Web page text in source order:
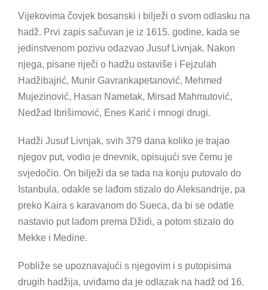
Vijekovima čovjek bosanski i bilježi o svom odlasku na
hadž. Prvi zapis sačuvan je iz 1615. godine, kada se
jedinstvenom pozivu odazvao Jusuf Livnjak. Nakon
njega, pisane riječi o hadžu ostaviše i Fejzulah
Hadžibajrić, Munir Gavrankapetanović, Mehmed
Mujezinović, Hasan Nametak, Mirsad Mahmutović,
Nedžad Ibrišimović, Enes Karić i mnogi drugi.
Hadži Jusuf Livnjak, svih 379 dana koliko je trajao
njegov put, vodio je dnevnik, opisujući sve čemu je
svjedočio. On bilježi da se tada na konju putovalo do
Istanbula, odakle se lađom stizalo do Aleksandrije, pa
preko Kaira s karavanom do Sueca, da bi se odatle
nastavio put lađom prema Džidi, a potom stizalo do
Mekke i Medine.
Pobliže se upoznavajući s njegovim i s putopisima
drugih hadžija, uviđamo da je odlazak na hadž od 16.